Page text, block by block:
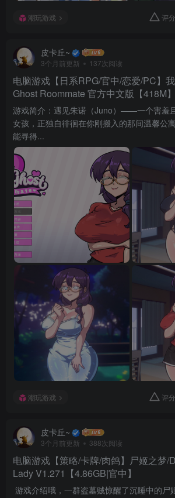
潮玩游戏 评分
皮卡丘~
3个月前更新 137次阅读
电脑游戏【日系RPG/官中/恋爱/PC】
Ghost Roommate 官方中文版【418M】
游戏简介：遇见朱诺（Juno）——一个害羞
女孩，正独自徘徊在你刚搬入的那间温馨公
能寻得...
潮玩游戏 评分
皮卡丘~
3个月前更新 388次阅读
电脑游戏【策略/卡牌/肉鸽】尸姬之梦/
Lady V1.271【4.86GB|官中】
游戏介绍哦，一群盗墓贼惊醒了沉睡中的